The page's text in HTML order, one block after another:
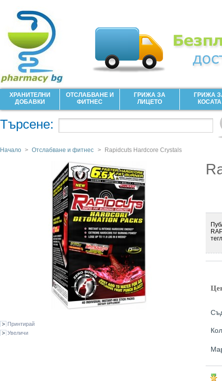
ХРАНИТЕЛНИ
ДОБАВКИ
ОТСЛАБВАНЕ И
ФИТНЕС
ГРИЖА ЗА
ЛИЦЕТО
ГРИЖА
КОСАТА
Търсене:
Начало > Отслабване и фитнес > Rapidcuts Hardcore Crystals
Принтирай
Увеличи